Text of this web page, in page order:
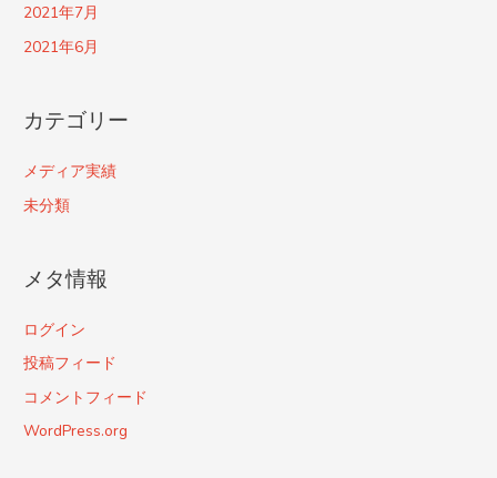
2021年7月
2021年6月
カテゴリー
メディア実績
未分類
メタ情報
ログイン
投稿フィード
コメントフィード
WordPress.org